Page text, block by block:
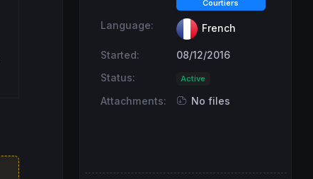
Courtiers
Language: French
Started:
08/12/2016
Status:
Active
Attachments: No files